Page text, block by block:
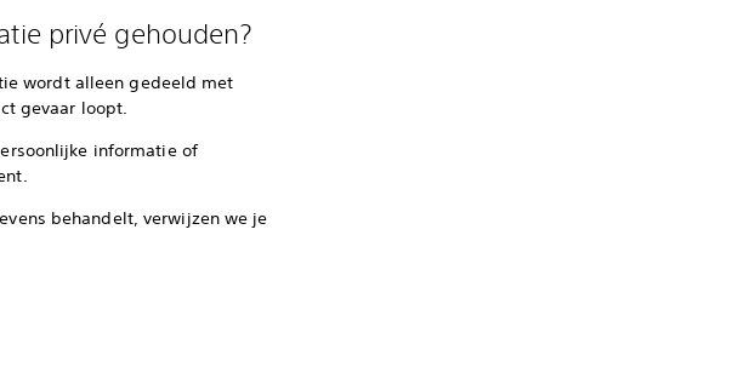
privé gehouden?
wordt alleen gedeeld met
gevaar loopt.
informatie of
behandelt, verwijzen we je